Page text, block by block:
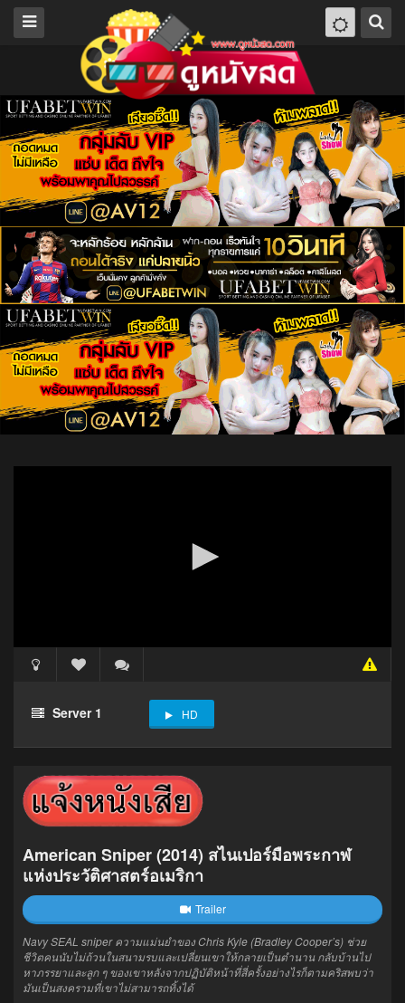
Server 1 HD
American Sniper (2014) สไนเปอร์มือพระกาฬ
แห่งประวัติศาสตร์อเมริกา
Trailer
Navy SEAL sniper ความแม่นยำของ Chris Kyle (Bradley Cooper’s) ช่วย
ชีวิตคนนับไม่ถ้วนในสนามรบและเปลี่ยนเขาให้กลายเป็นตำนาน กลับบ้านไป
หาภรรยาและลูก ๆ ของเขาหลังจากปฏิบัติหน้าที่สี่ครั้งอย่างไรก็ตามคริสพบว่า
มันเป็นสงครามที่เขาไม่สามารถทิ้งได้